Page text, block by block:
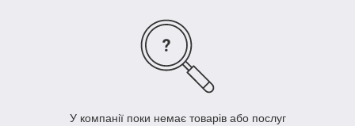
У компанії поки немає товарів або послуг